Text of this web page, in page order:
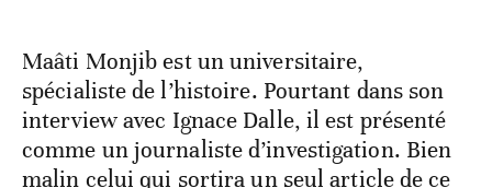
Maâti Monjib est un universitaire,
spécialiste de l’histoire. Pourtant dans son
interview avec Ignace Dalle, il est présenté
comme un journaliste d’investigation. Bien
malin celui qui sortira un seul article de ce